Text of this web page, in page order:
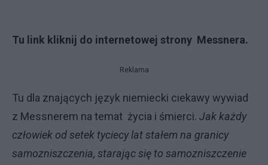
Tu link kliknij do internetowej strony Messnera.
Reklama
Tu dla znających język niemiecki ciekawy wywiad
z Messnerem na temat życia i śmierci. Jak każdy
człowiek od setek tyciecy lat stałem na granicy
samozniszczenia, starając się to samozniszczenie